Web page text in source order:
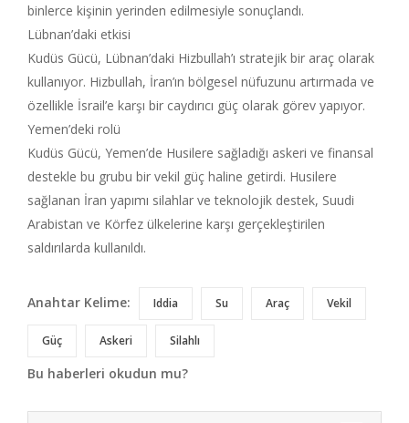
binlerce kişinin yerinden edilmesiyle sonuçlandı.
Lübnan’daki etkisi
Kudüs Gücü, Lübnan’daki Hizbullah’ı stratejik bir araç olarak
kullanıyor. Hizbullah, İran’ın bölgesel nüfuzunu artırmada ve
özellikle İsrail’e karşı bir caydırıcı güç olarak görev yapıyor.
Yemen’deki rolü
Kudüs Gücü, Yemen’de Husilere sağladığı askeri ve finansal
destekle bu grubu bir vekil güç haline getirdi. Husilere
sağlanan İran yapımı silahlar ve teknolojik destek, Suudi
Arabistan ve Körfez ülkelerine karşı gerçekleştirilen
saldırılarda kullanıldı.
Anahtar Kelime: Iddia Su Araç Vekil
Güç Askeri Silahlı
Bu haberleri okudun mu?